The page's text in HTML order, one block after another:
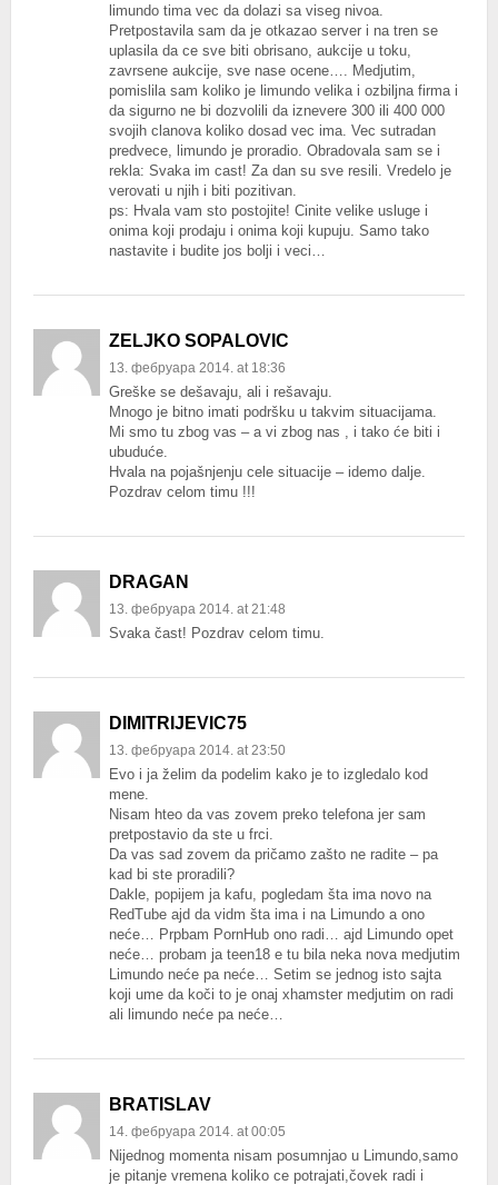
limundo tima vec da dolazi sa viseg nivoa.
Pretpostavila sam da je otkazao server i na tren se
uplasila da ce sve biti obrisano, aukcije u toku,
zavrsene aukcije, sve nase ocene…. Medjutim,
pomislila sam koliko je limundo velika i ozbiljna firma i
da sigurno ne bi dozvolili da iznevere 300 ili 400 000
svojih clanova koliko dosad vec ima. Vec sutradan
predvece, limundo je proradio. Obradovala sam se i
rekla: Svaka im cast! Za dan su sve resili. Vredelo je
verovati u njih i biti pozitivan.
ps: Hvala vam sto postojite! Cinite velike usluge i
onima koji prodaju i onima koji kupuju. Samo tako
nastavite i budite jos bolji i veci…
ZELJKO SOPALOVIC
13. фебруара 2014. at 18:36
Greške se dešavaju, ali i rešavaju.
Mnogo je bitno imati podršku u takvim situacijama.
Mi smo tu zbog vas – a vi zbog nas , i tako će biti i
ubuduće.
Hvala na pojašnjenju cele situacije – idemo dalje.
Pozdrav celom timu !!!
DRAGAN
13. фебруара 2014. at 21:48
Svaka čast! Pozdrav celom timu.
DIMITRIJEVIC75
13. фебруара 2014. at 23:50
Evo i ja želim da podelim kako je to izgledalo kod
mene.
Nisam hteo da vas zovem preko telefona jer sam
pretpostavio da ste u frci.
Da vas sad zovem da pričamo zašto ne radite – pa
kad bi ste proradili?
Dakle, popijem ja kafu, pogledam šta ima novo na
RedTube ajd da vidm šta ima i na Limundo a ono
neće… Prpbam PornHub ono radi… ajd Limundo opet
neće… probam ja teen18 e tu bila neka nova medjutim
Limundo neće pa neće… Setim se jednog isto sajta
koji ume da koči to je onaj xhamster medjutim on radi
ali limundo neće pa neće…
BRATISLAV
14. фебруара 2014. at 00:05
Nijednog momenta nisam posumnjao u Limundo,samo
je pitanje vremena koliko ce potrajati,čovek radi i